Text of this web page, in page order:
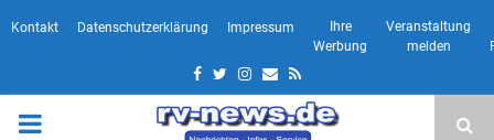
Kontakt Datenschutzerklärung Impressum
Ihre
Werbung
Veranstaltung
melden
Facebook
Twitter
Instagram
EmailRss
PRIMARY